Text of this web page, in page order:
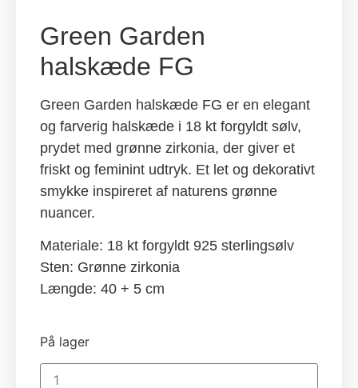
Green Garden
halskæde FG
Green Garden halskæde FG er en elegant
og farverig halskæde i 18 kt forgyldt sølv,
prydet med grønne zirkonia, der giver et
friskt og feminint udtryk. Et let og dekorativt
smykke inspireret af naturens grønne
nuancer.
Materiale: 18 kt forgyldt 925 sterlingsølv
Sten: Grønne zirkonia
Længde: 40 + 5 cm
På lager
Green
garden